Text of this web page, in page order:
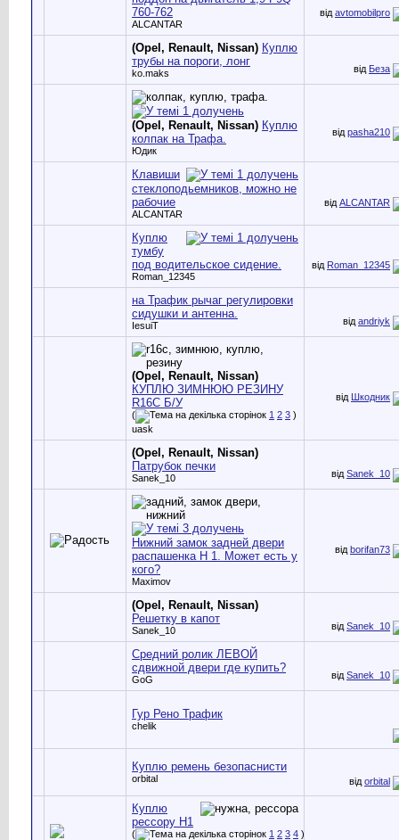
760-762
ALCANTAR
від avtomobilpro
(Opel, Renault, Nissan) Куплю
трубы на пороги, лонг
ko.maks від Беза
(Opel, Renault, Nissan) Куплю
колпак на Трафа.
Юдик
від pasha210
Клавиши
стеклоподьемников, можно не
рабочие
ALCANTAR
від ALCANTAR
Куплю
тумбу
под водительское сидение.
Roman_12345
від Roman_12345
на Трафик рычаг регулировки
сидушки и антенна.
IesuiT від andriyk
(Opel, Renault, Nissan)
КУПЛЮ ЗИМНЮЮ РЕЗИНУ
R16С Б/У
( 1 2 3 )
uask
від Шкодник
(Opel, Renault, Nissan)
Патрубок печки
Sanek_10 від Sanek_10
Нижний замок задней двери
распашенка Н 1. Может есть у
кого?
Maximov
від borifan73
(Opel, Renault, Nissan)
Решетку в капот
Sanek_10 від Sanek_10
Средний ролик ЛЕВОЙ
сдвижной двери где купить?
GoG від Sanek_10
Гур Рено Трафик
chelik
Куплю ремень безопаснисти
orbital від orbital
Куплю
рессору H1
( 1 2 3 4 )